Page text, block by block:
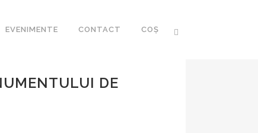
EVENIMENTE CONTACT COȘ
DE